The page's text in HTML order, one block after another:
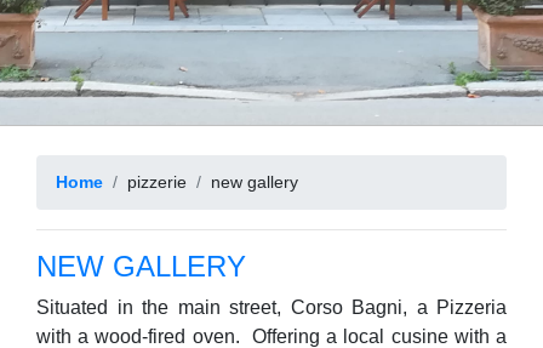
Home pizzerie new gallery
NEW GALLERY
Situated in the main street, Corso Bagni, a Pizzeria
with a wood-fired oven. Offering a local cusine with a